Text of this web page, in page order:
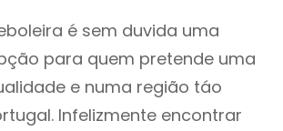
é sem duvida uma
para quem pretende uma
e numa região táo
Infelizmente encontrar